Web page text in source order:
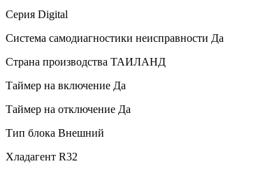
Серия Digital
Система самодиагностики неисправности Да
Страна производства ТАИЛАНД
Таймер на включение Да
Таймер на отключение Да
Тип блока Внешний
Хладагент R32